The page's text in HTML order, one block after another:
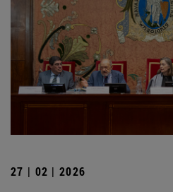
27 | 02 | 2026